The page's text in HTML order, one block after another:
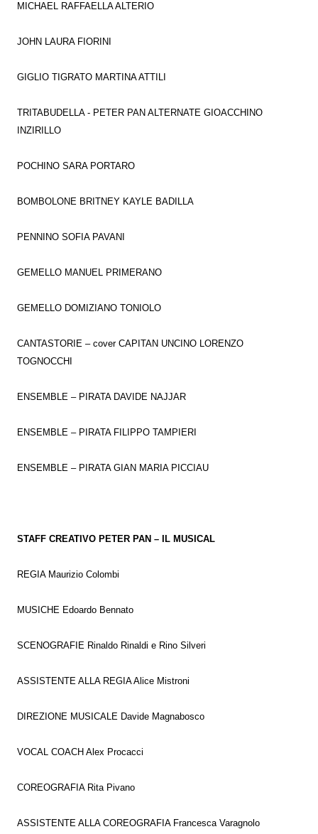
MICHAEL RAFFAELLA ALTERIO
JOHN LAURA FIORINI
GIGLIO TIGRATO MARTINA ATTILI
TRITABUDELLA - PETER PAN ALTERNATE GIOACCHINO
INZIRILLO
POCHINO SARA PORTARO
BOMBOLONE BRITNEY KAYLE BADILLA
PENNINO SOFIA PAVANI
GEMELLO MANUEL PRIMERANO
GEMELLO DOMIZIANO TONIOLO
CANTASTORIE – cover CAPITAN UNCINO LORENZO
TOGNOCCHI
ENSEMBLE – PIRATA DAVIDE NAJJAR
ENSEMBLE – PIRATA FILIPPO TAMPIERI
ENSEMBLE – PIRATA GIAN MARIA PICCIAU
STAFF CREATIVO PETER PAN – IL MUSICAL
REGIA Maurizio Colombi
MUSICHE Edoardo Bennato
SCENOGRAFIE Rinaldo Rinaldi e Rino Silveri
ASSISTENTE ALLA REGIA Alice Mistroni
DIREZIONE MUSICALE Davide Magnabosco
VOCAL COACH Alex Procacci
COREOGRAFIA Rita Pivano
ASSISTENTE ALLA COREOGRAFIA Francesca Varagnolo